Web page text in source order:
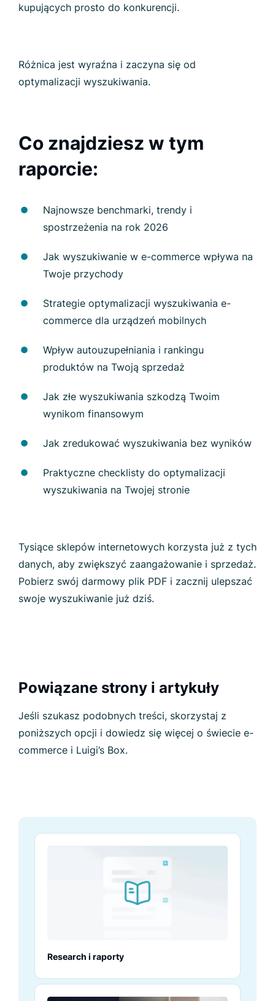
kupujących prosto do konkurencji.
Różnica jest wyraźna i zaczyna się od
optymalizacji wyszukiwania.
Co znajdziesz w tym
raporcie:
Najnowsze benchmarki, trendy i
spostrzeżenia na rok 2026
Jak wyszukiwanie w e-commerce wpływa na
Twoje przychody
Strategie optymalizacji wyszukiwania e-
commerce dla urządzeń mobilnych
Wpływ autouzupełniania i rankingu
produktów na Twoją sprzedaż
Jak złe wyszukiwania szkodzą Twoim
wynikom finansowym
Jak zredukować wyszukiwania bez wyników
Praktyczne checklisty do optymalizacji
wyszukiwania na Twojej stronie
Tysiące sklepów internetowych korzysta już z tych
danych, aby zwiększyć zaangażowanie i sprzedaż.
Pobierz swój darmowy plik PDF i zacznij ulepszać
swoje wyszukiwanie już dziś.
Powiązane strony i artykuły
Jeśli szukasz podobnych treści, skorzystaj z
poniższych opcji i dowiedz się więcej o świecie e-
commerce i Luigi’s Box.
Research i raporty